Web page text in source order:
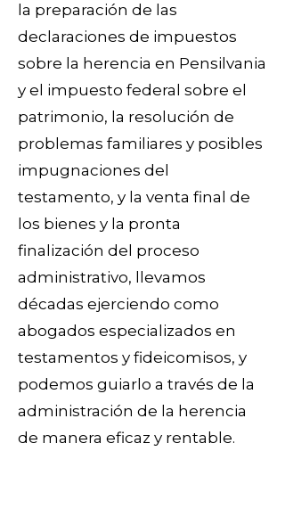
la preparación de las
declaraciones de impuestos
sobre la herencia en Pensilvania
y el impuesto federal sobre el
patrimonio, la resolución de
problemas familiares y posibles
impugnaciones del
testamento, y la venta final de
los bienes y la pronta
finalización del proceso
administrativo, llevamos
décadas ejerciendo como
abogados especializados en
testamentos y fideicomisos, y
podemos guiarlo a través de la
administración de la herencia
de manera eficaz y rentable.